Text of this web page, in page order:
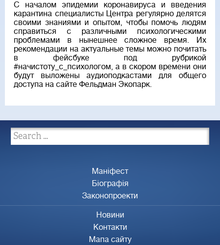
С началом эпидемии коронавируса и введения
карантина специалисты Центра регулярно делятся
своими знаниями и опытом, чтобы помочь людям
справиться с различными психологическими
проблемами в нынешнее сложное время. Их
рекомендации на актуальные темы можно почитать
в фейсбуке под рубрикой
#начистоту_с_психологом, а в скором времени они
будут выложены аудиоподкастами для общего
доступа на сайте Фельдман Экопарк.
Маніфест
Біографія
Законопроекти
Новини
Контакти
Мапа сайту